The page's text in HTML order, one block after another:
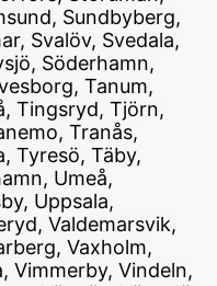
Sundbyberg,
Svalöv, Svedala,
Söderhamn,
Tanum,
Tingsryd, Tjörn,
Tranås,
Tyresö, Täby,
Umeå,
Uppsala,
Valdemarsvik,
Vaxholm,
Vimmerby, Vindeln,